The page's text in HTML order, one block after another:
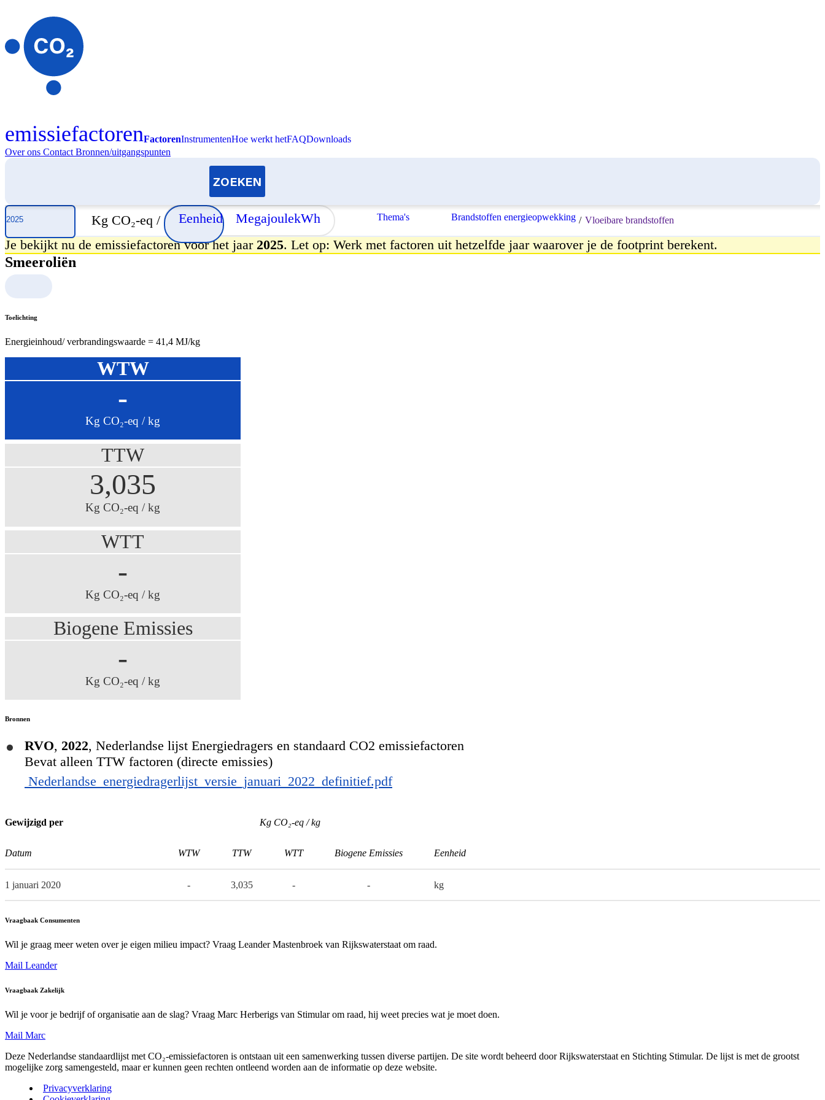
emissiefactorenFactorenInstrumentenHoe werkt hetFAQDownloads
Over ons Contact Bronnen/uitgangspunten
Selecteer jaar
Kg CO₂-eq / Eenheid MegajoulekWh Thema's Brandstoffen energieopwekking / Vloeibare brandstoffen
Je bekijkt nu de emissiefactoren voor het jaar 2025. Let op: Werk met factoren uit hetzelfde jaar waarover je de footprint berekent.
Smeeroliën
Toelichting
Energieinhoud/ verbrandingswaarde = 41,4 MJ/kg
WTW
-
Kg CO₂-eq / kg
TTW
3,035
Kg CO₂-eq / kg
WTT
-
Kg CO₂-eq / kg
Biogene Emissies
-
Kg CO₂-eq / kg
Bronnen
RVO, 2022, Nederlandse lijst Energiedragers en standaard CO2 emissiefactoren
Bevat alleen TTW factoren (directe emissies)
Nederlandse_energiedragerlijst_versie_januari_2022_definitief.pdf
Gewijzigd per Kg CO₂-eq / kg
Datum WTW TTW WTT Biogene Emissies Eenheid
1 januari 2020 - 3,035 - - kg
Vraagbaak Consumenten
Wil je graag meer weten over je eigen milieu impact? Vraag Leander Mastenbroek van Rijkswaterstaat om raad.
Mail Leander
Vraagbaak Zakelijk
Wil je voor je bedrijf of organisatie aan de slag? Vraag Marc Herberigs van Stimular om raad, hij weet precies wat je moet doen.
Mail Marc
Deze Nederlandse standaardlijst met CO₂-emissiefactoren is ontstaan uit een samenwerking tussen diverse partijen. De site wordt beheerd door Rijkswaterstaat en Stichting Stimular. De lijst is met de grootst
mogelijke zorg samengesteld, maar er kunnen geen rechten ontleend worden aan de informatie op deze website.
Privacyverklaring